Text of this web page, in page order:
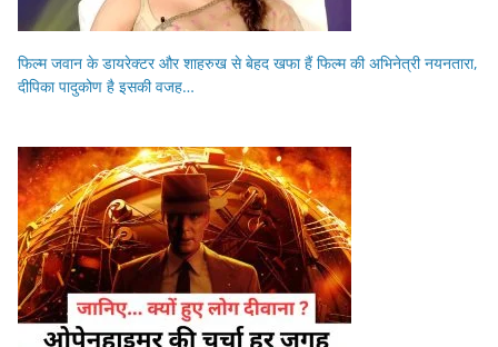
फिल्म जवान के डायरेक्टर और शाहरुख से बेहद खफा हैं फिल्म की अभिनेत्री नयनतारा,
दीपिका पादुकोण है इसकी वजह…